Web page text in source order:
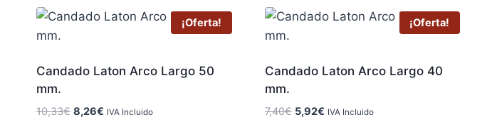
¡Oferta!
Candado Laton Arco Largo 50
mm.
10,33€ El
8,26€ El
IVA Incluido
¡Oferta!
Candado Laton Arco Largo 40
mm.
7,40€ El
5,92€ElIVA Incluido